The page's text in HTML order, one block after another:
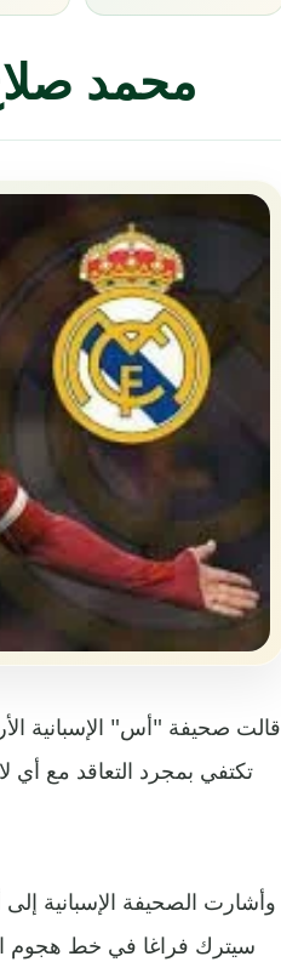
محمد
قالت صحيفة "أس" الإسبانية
تكتفي بمجرد التعاقد مع
وأشارت الصحيفة الإسبانية
سيترك فراغا في خط هجوم